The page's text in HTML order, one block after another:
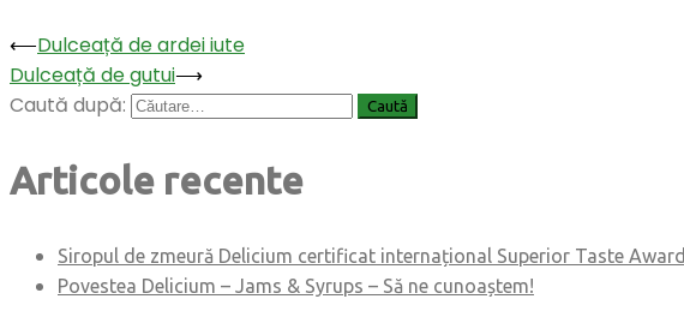
⟵Dulceață de ardei iute
Dulceață de gutui⟶
Caută după:
Articole recente
Siropul de zmeură Delicium certificat internațional Superior Taste Award
Povestea Delicium – Jams & Syrups – Să ne cunoaștem!